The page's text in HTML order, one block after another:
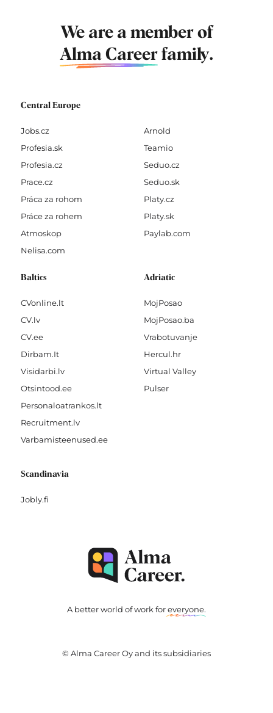
We are a member of
Alma Career family.
Central Europe
Jobs.cz
Profesia.sk
Profesia.cz
Prace.cz
Práca za rohom
Práce za rohem
Atmoskop
Nelisa.com
Arnold
Teamio
Seduo.cz
Seduo.sk
Platy.cz
Platy.sk
Paylab.com
Baltics
CVonline.lt
CV.lv
CV.ee
Dirbam.It
Visidarbi.lv
Otsintood.ee
Personaloatrankos.lt
Recruitment.lv
Varbamisteenused.ee
Adriatic
MojPosao
MojPosao.ba
Vrabotuvanje
Hercul.hr
Virtual Valley
Pulser
Scandinavia
Jobly.fi
A better world of work foreveryone.
© Alma Career Oy and its subsidiaries